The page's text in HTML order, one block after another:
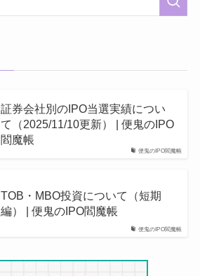
便鬼のIPO閻魔帳
証券会社別のIPO当選実績につい
て（2025/11/10更新） | 便鬼のIPO
閻魔帳
便鬼のIPO閻魔帳
TOB・MBO投資について（短期
編） | 便鬼のIPO閻魔帳